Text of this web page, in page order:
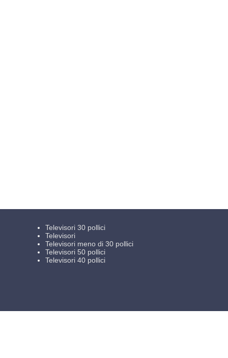
Televisori 30 pollici
Televisori
Televisori meno di 30 pollici
Televisori 50 pollici
Televisori 40 pollici